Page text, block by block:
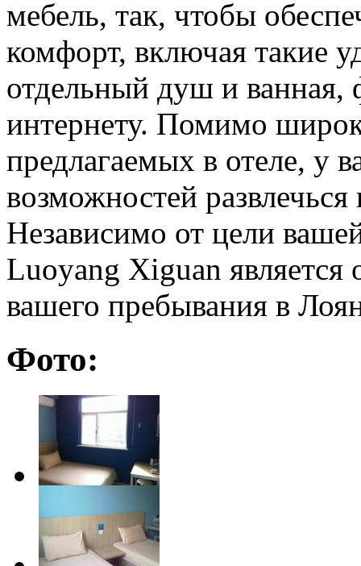
мебель, так, чтобы
комфорт, включая такие
отдельный душ и ванная,
интернету. Помимо
предлагаемых в отеле, у
возможностей
Независимо от цели
Luoyang Xiguan
вашего пребывания в
Фото: